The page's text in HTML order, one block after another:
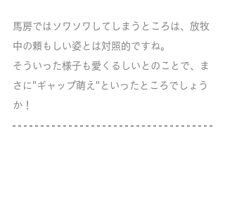
馬房ではソワソワしてしまうところは、放牧
中の頼もしい姿とは対照的ですね。
そういった様子も愛くるしいとのことで、ま
さに"ギャップ萌え"といったところでしょう
か！